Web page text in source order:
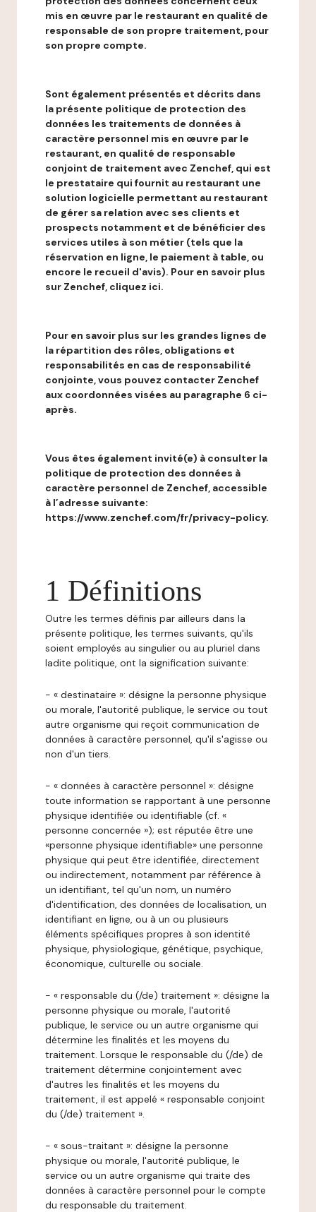
mis en œuvre par le restaurant en qualité de
responsable de son propre traitement, pour
son propre compte.
Sont également présentés et décrits dans
la présente politique de protection des
données les traitements de données à
caractère personnel mis en œuvre par le
restaurant, en qualité de responsable
conjoint de traitement avec Zenchef, qui est
le prestataire qui fournit au restaurant une
solution logicielle permettant au restaurant
de gérer sa relation avec ses clients et
prospects notamment et de bénéficier des
services utiles à son métier (tels que la
réservation en ligne, le paiement à table, ou
encore le recueil d'avis). Pour en savoir plus
sur Zenchef, cliquez ici.
Pour en savoir plus sur les grandes lignes de
la répartition des rôles, obligations et
responsabilités en cas de responsabilité
conjointe, vous pouvez contacter Zenchef
aux coordonnées visées au paragraphe 6 ci-
après.
Vous êtes également invité(e) à consulter la
politique de protection des données à
caractère personnel de Zenchef, accessible
à l’adresse suivante:
https://www.zenchef.com/fr/privacy-policy.
1 Définitions
Outre les termes définis par ailleurs dans la
présente politique, les termes suivants, qu'ils
soient employés au singulier ou au pluriel dans
ladite politique, ont la signification suivante:
- « destinataire »: désigne la personne physique
ou morale, l'autorité publique, le service ou tout
autre organisme qui reçoit communication de
données à caractère personnel, qu'il s'agisse ou
non d'un tiers.
- « données à caractère personnel »: désigne
toute information se rapportant à une personne
physique identifiée ou identifiable (cf. «
personne concernée »); est réputée être une
«personne physique identifiable» une personne
physique qui peut être identifiée, directement
ou indirectement, notamment par référence à
un identifiant, tel qu'un nom, un numéro
d'identification, des données de localisation, un
identifiant en ligne, ou à un ou plusieurs
éléments spécifiques propres à son identité
physique, physiologique, génétique, psychique,
économique, culturelle ou sociale.
- « responsable du (/de) traitement »: désigne la
personne physique ou morale, l'autorité
publique, le service ou un autre organisme qui
détermine les finalités et les moyens du
traitement. Lorsque le responsable du (/de) de
traitement détermine conjointement avec
d'autres les finalités et les moyens du
traitement, il est appelé « responsable conjoint
du (/de) traitement ».
- « sous-traitant »: désigne la personne
physique ou morale, l'autorité publique, le
service ou un autre organisme qui traite des
données à caractère personnel pour le compte
du responsable du traitement.